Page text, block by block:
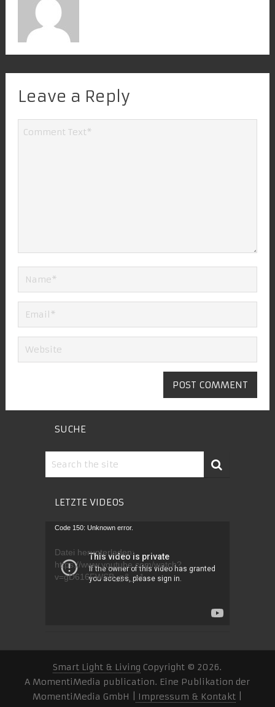
Leave a Reply
SUCHE
LETZTE VIDEOS
Video-
Code 150: Unknown error.
Datei herunterladen:
https://www.youtube.com/watch?
v=gD616FWSB_g&_=1
Smart Light & Living Copyright © 2026.
A MomentiMedia publication. Eine Publikation der
MomentiMedia GmbH |
Impressum & Kontakt